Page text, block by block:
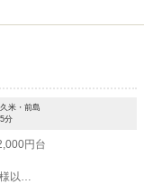
米・前島
分
円台